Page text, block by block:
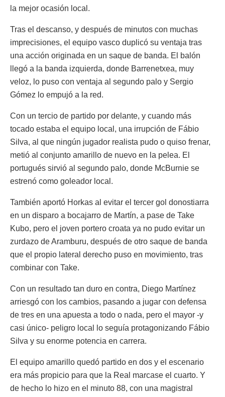
la mejor ocasión local.
Tras el descanso, y después de minutos con muchas
imprecisiones, el equipo vasco duplicó su ventaja tras
una acción originada en un saque de banda. El balón
llegó a la banda izquierda, donde Barrenetxea, muy
veloz, lo puso con ventaja al segundo palo y Sergio
Gómez lo empujó a la red.
Con un tercio de partido por delante, y cuando más
tocado estaba el equipo local, una irrupción de Fábio
Silva, al que ningún jugador realista pudo o quiso frenar,
metió al conjunto amarillo de nuevo en la pelea. El
portugués sirvió al segundo palo, donde McBurnie se
estrenó como goleador local.
También aportó Horkas al evitar el tercer gol donostiarra
en un disparo a bocajarro de Martín, a pase de Take
Kubo, pero el joven portero croata ya no pudo evitar un
zurdazo de Aramburu, después de otro saque de banda
que el propio lateral derecho puso en movimiento, tras
combinar con Take.
Con un resultado tan duro en contra, Diego Martínez
arriesgó con los cambios, pasando a jugar con defensa
de tres en una apuesta a todo o nada, pero el mayor -y
casi único- peligro local lo seguía protagonizando Fábio
Silva y su enorme potencia en carrera.
El equipo amarillo quedó partido en dos y el escenario
era más propicio para que la Real marcase el cuarto. Y
de hecho lo hizo en el minuto 88, con una magistral